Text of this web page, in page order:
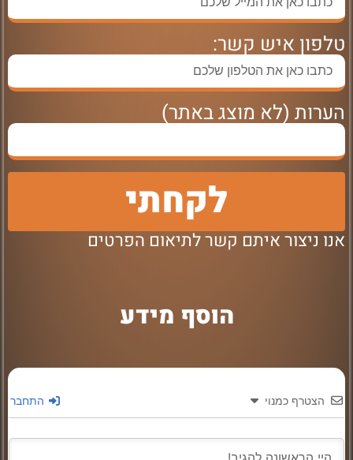
טלפון איש קשר:
הערות (לא מוצג באתר)
לקחתי
אנו ניצור איתם קשר לתיאום הפרטים
הוסף מידע
הצטרף כמנוי התחבר